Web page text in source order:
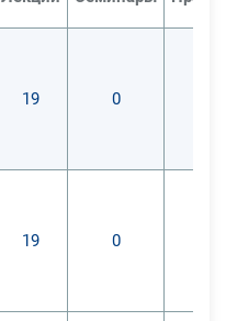
19 0
19 0